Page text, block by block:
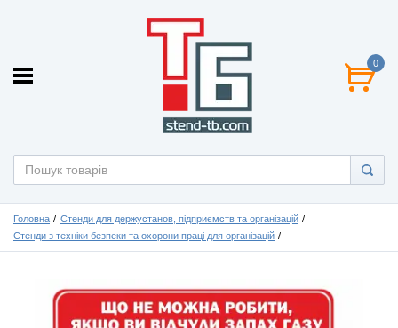
0
Головна
Стенди для держустанов, підприємств та організацій
Стенди з техніки безпеки та охорони праці для організацій